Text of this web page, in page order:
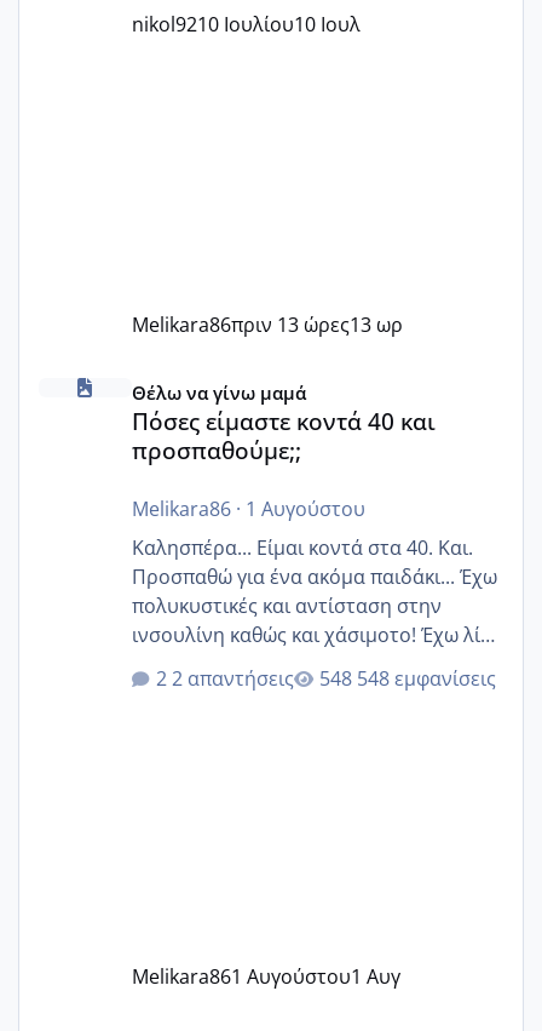
nikol9210 Ιουλίου10 Ιουλ
Melikara86πριν 13 ώρες13 ωρ
Πόσες είμαστε κοντά 40 και προσπαθούμε;;
Θέλω να γίνω μαμά
Πόσες είμαστε κοντά 40 και
προσπαθούμε;;
Melikara86· 1 Αυγούστου
Καλησπέρα... Είμαι κοντά στα 40. Και.
Προσπαθώ για ένα ακόμα παιδάκι... Έχω
πολυκυστικές και αντίσταση στην
ινσουλίνη καθώς και χάσιμοτο! Έχω λίγα
κιλά παραπάνω και όσο κ αν προσπαθώ
δεν χάνω εύκολα! Προσπαθώ για ακόμη
2 απαντήσεις 548 εμφανίσεις
Melikara861 Αυγούστου1 Αυγ